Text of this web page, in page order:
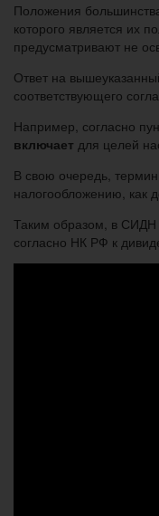
Положения
которого является их
предусматривают не
Ответ на
соответствующего
Например, согласно
включает для целей
В свою очередь,
налогообложению, как
Таким образом, в СИДН
согласно НК РФ к